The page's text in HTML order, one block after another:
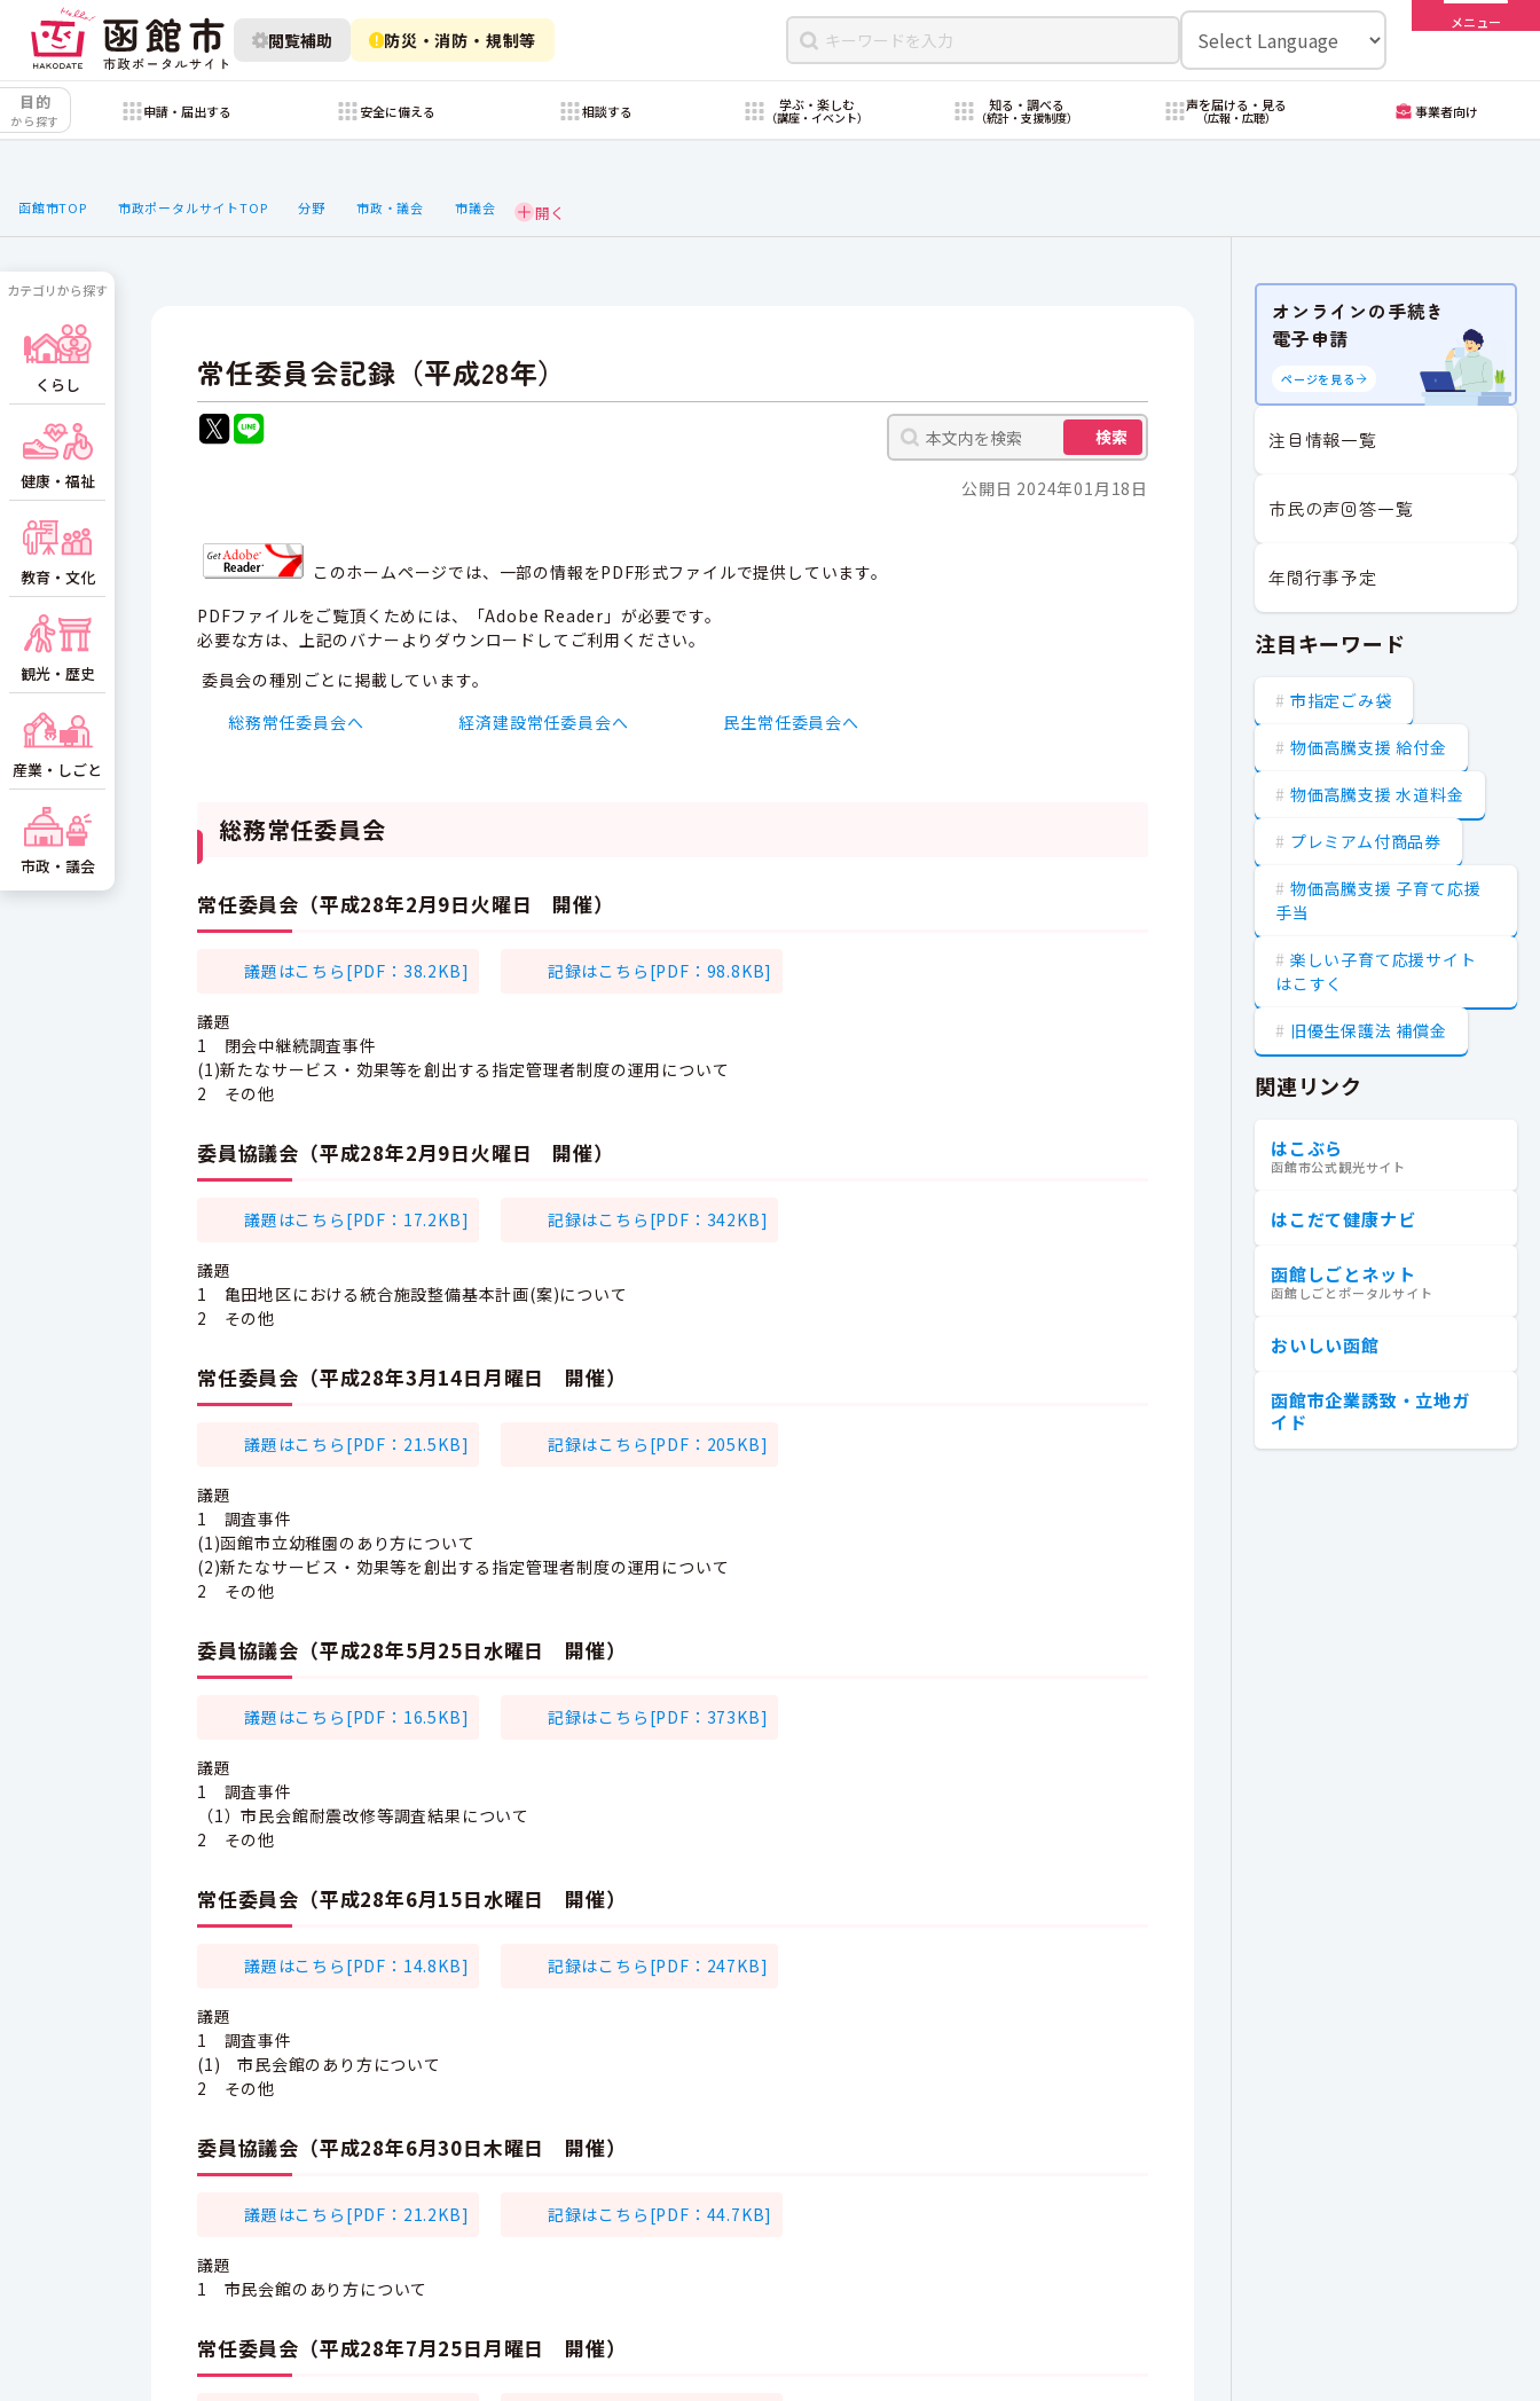
閲覧補助 防災・消防・規制等
メニュー
目的
から探す
申請・届出する 安全に備える 相談する 学ぶ・楽しむ
（講座・イベント）
知る・調べる
（統計・支援制度）
声を届ける・見る
（広報・広聴） 事業者向け
函館市TOP 市政ポータルサイトTOP 分野 市政・議会 市議会
常任委員会記録（平成28年）
検索
公開日 2024年01月18日
このホームページでは、一部の情報をPDF形式ファイルで提供しています。
PDFファイルをご覧頂くためには、「Adobe Reader」が必要です。
必要な方は、上記のバナーよりダウンロードしてご利用ください。
委員会の種別ごとに掲載しています。
総務常任委員会へ
経済建設常任委員会へ 民生常任委員会へ
総務常任委員会
常任委員会（平成28年2月9日火曜日 開催）
議題はこちら[PDF：38.2KB] 記録はこちら[PDF：98.8KB]
議題
1 閉会中継続調査事件
(1)新たなサービス・効果等を創出する指定管理者制度の運用について
2 その他
委員協議会（平成28年2月9日火曜日 開催）
議題はこちら[PDF：17.2KB] 記録はこちら[PDF：342KB]
議題
1 亀田地区における統合施設整備基本計画(案)について
2 その他
常任委員会（平成28年3月14日月曜日 開催）
議題はこちら[PDF：21.5KB] 記録はこちら[PDF：205KB]
議題
1 調査事件
(1)函館市立幼稚園のあり方について
(2)新たなサービス・効果等を創出する指定管理者制度の運用について
2 その他
委員協議会（平成28年5月25日水曜日 開催）
議題はこちら[PDF：16.5KB] 記録はこちら[PDF：373KB]
議題
1 調査事件
（1）市民会館耐震改修等調査結果について
2 その他
常任委員会（平成28年6月15日水曜日 開催）
議題はこちら[PDF：14.8KB] 記録はこちら[PDF：247KB]
議題
1 調査事件
(1) 市民会館のあり方について
2 その他
委員協議会（平成28年6月30日木曜日 開催）
議題はこちら[PDF：21.2KB] 記録はこちら[PDF：44.7KB]
議題
1 市民会館のあり方について
常任委員会（平成28年7月25日月曜日 開催）
カテゴリから探す
くらし
健康・福祉
教育・文化
観光・歴史
産業・しごと
市政・議会
オンラインの手続き
電子申請
ページを見る
注目情報一覧
市民の声回答一覧
年間行事予定
注目キーワード
市指定ごみ袋
物価高騰支援 給付金
物価高騰支援 水道料金
プレミアム付商品券
物価高騰支援 子育て応援
手当
楽しい子育て応援サイト
はこすく
旧優生保護法 補償金
関連リンク
はこぶら
函館市公式観光サイト
はこだて健康ナビ
函館しごとネット
函館しごとポータルサイト
おいしい函館
函館市企業誘致・立地ガ
イド